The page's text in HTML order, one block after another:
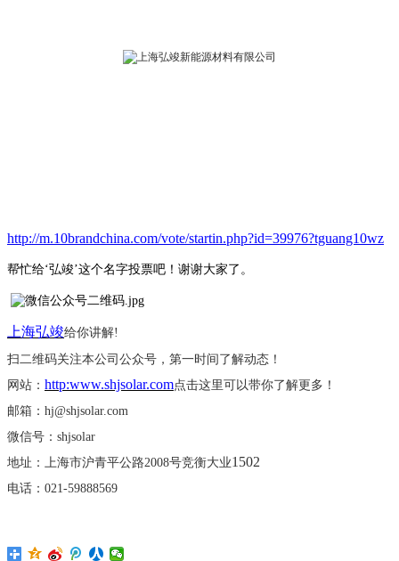
http://m.10brandchina.com/vote/startin.php?id=39976?tguang10wz
帮忙给‘弘竣’这个名字投票吧！谢谢大家了。
上海弘竣给你讲解!
扫二维码关注本公司公众号，第一时间了解动态！
网站： http:www.shjsolar.com点击这里可以带你了解更多！
邮箱： hj@shjsolar.com
微信号： shjsolar
地址：上海市沪青平公路2008号竞衡大业1502
电话： 021-59888569